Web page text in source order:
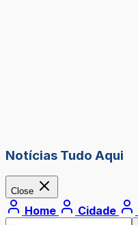
Notícias Tudo Aqui
Close
Home Cidade